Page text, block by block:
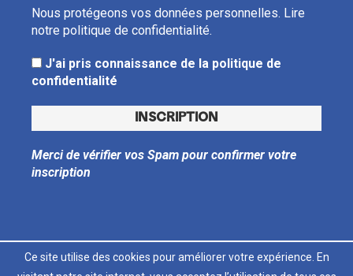
Nous protégeons vos données personnelles. Lire
notre politique de confidentialité.
J'ai pris connaissance de la politique de
confidentialité
Merci de vérifier vos Spam pour confirmer votre
inscription
Ce site utilise des cookies pour améliorer votre expérience. En